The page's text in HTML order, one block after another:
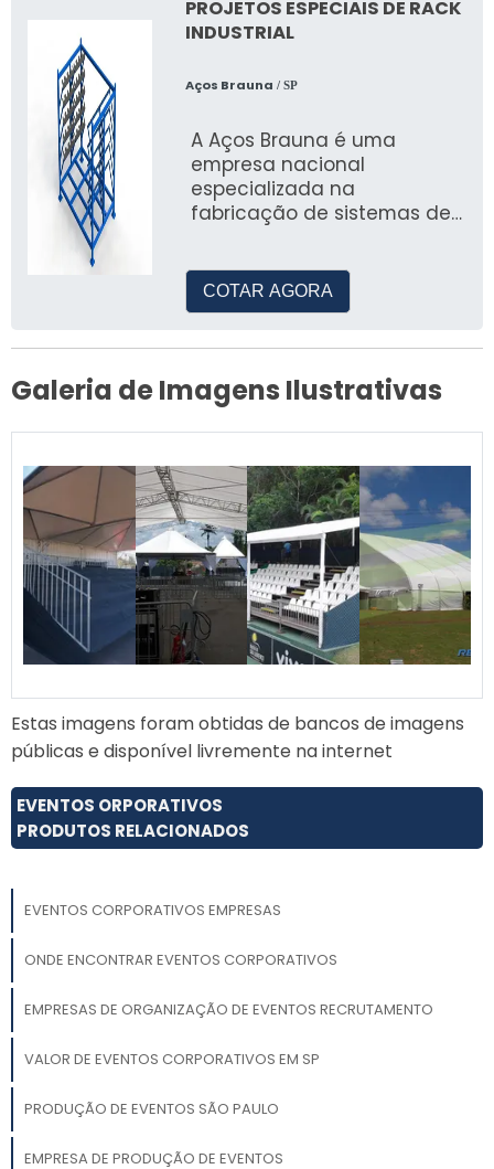
eletrostática.
nacionais e importadas,
tamanho sob encomendas
PROJETOS ESPECIAIS DE RACK
INDUSTRIAL
Aços Brauna / SP
A Aços Brauna é uma
empresa nacional
especializada na
fabricação de sistemas de
industrial
COTAR AGORA
Galeria de Imagens Ilustrativas
Estas imagens foram obtidas de bancos de imagens
públicas e disponível livremente na internet
EVENTOS ORPORATIVOS
PRODUTOS RELACIONADOS
EVENTOS CORPORATIVOS EMPRESAS
ONDE ENCONTRAR EVENTOS CORPORATIVOS
EMPRESAS DE ORGANIZAÇÃO DE EVENTOS RECRUTAMENTO
VALOR DE EVENTOS CORPORATIVOS EM SP
PRODUÇÃO DE EVENTOS SÃO PAULO
EMPRESA DE PRODUÇÃO DE EVENTOS